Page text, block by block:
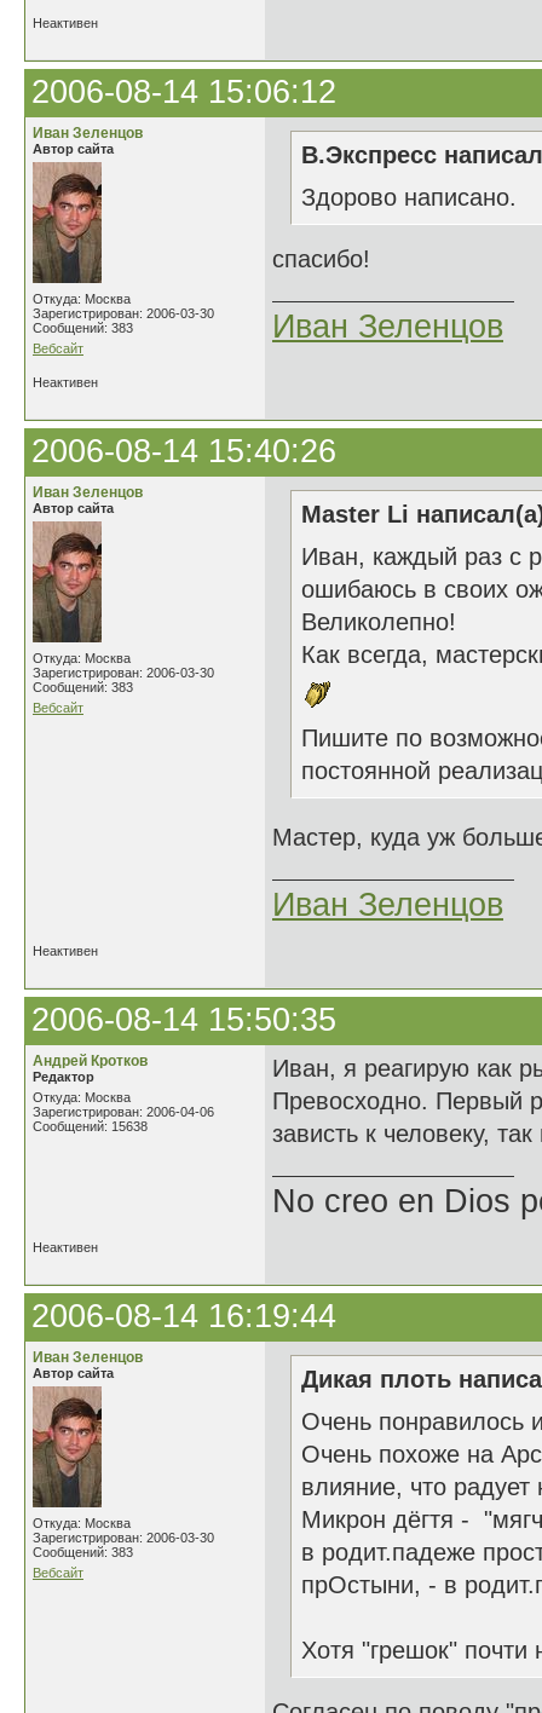
Неактивен
2006-08-14 15:06:12
Иван Зеленцов
Автор сайта
Откуда: Москва
Зарегистрирован: 2006-03-30
Сообщений: 383
Вебсайт
В.Экспресс
Здорово написано.
спасибо!
Иван Зеленцов
Неактивен
2006-08-14 15:40:26
Иван Зеленцов
Автор сайта
Откуда: Москва
Зарегистрирован: 2006-03-30
Сообщений: 383
Вебсайт
Master Li
Иван, каждый раз с
ошибаюсь в своих
Великолепно!
Как всегда,
Пишите по
постоянной
Мастер, куда уж
Иван Зеленцов
Неактивен
2006-08-14 15:50:35
Андрей Кротков
Редактор
Откуда: Москва
Зарегистрирован: 2006-04-06
Сообщений: 15638
Иван, я реагирую как
Превосходно. Первый
зависть к человеку,
No creo en Dios
Неактивен
2006-08-14 16:19:44
Иван Зеленцов
Автор сайта
Откуда: Москва
Зарегистрирован: 2006-03-30
Сообщений: 383
Вебсайт
Дикая плоть
Очень понравилось
Очень похоже на
влияние, что радует
Микрон дёгтя -
в родит.падеже
прОстыни, - в
Хотя "грешок" почти